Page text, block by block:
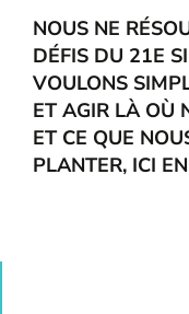
NOUS NE
DÉFIS DU 21E
VOULONS
ET AGIR LÀ OÙ
ET CE QUE
PLANTER, ICI